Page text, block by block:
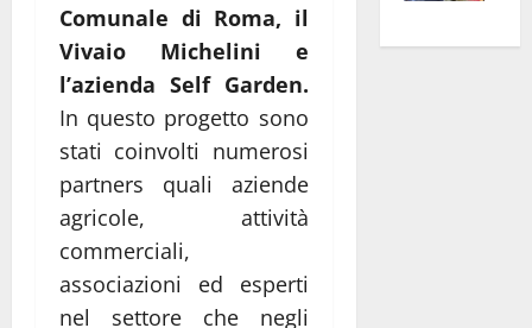
Comunale di Roma, il
Vivaio Michelini e
l’azienda Self Garden.
In questo progetto sono
stati coinvolti numerosi
partners quali aziende
agricole, attività
commerciali,
associazioni ed esperti
nel settore che negli
euro